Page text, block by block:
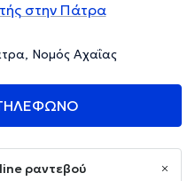
στην Πάτρα
Νομός Αχαΐας
ραντεβού